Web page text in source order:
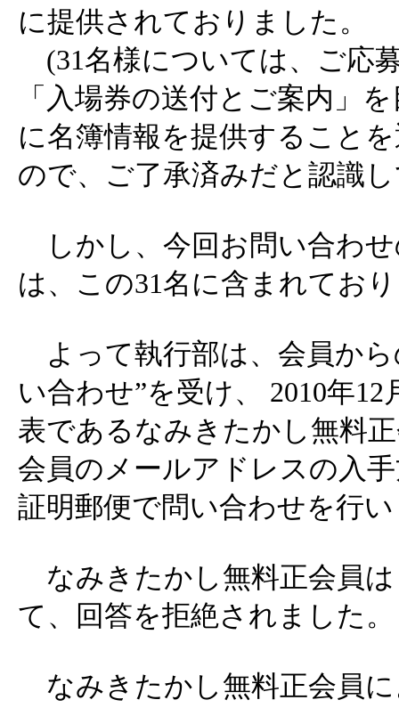
に提供されておりました。
(31名様については、ご応
「入場券の送付とご案内」
に名簿情報を提供すること
ので、ご了承済みだと認識
しかし、今回お問い合わ
は、この31名に含まれてお
よって執行部は、会員から
い合わせ”を受け、 2010年
表であるなみきたかし無料
会員のメールアドレスの入
証明郵便で問い合わせを行
なみきたかし無料正会員
て、回答を拒絶されました。
なみきたかし無料正会員